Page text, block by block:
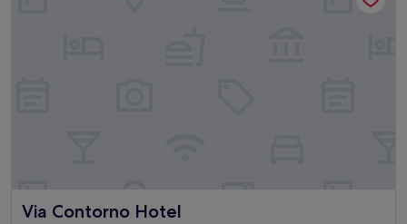
Via Contorno Hotel
Via Contorno Hotel